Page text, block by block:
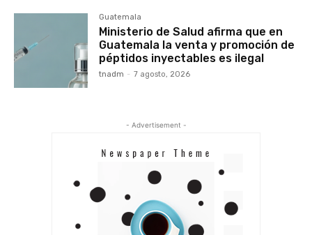
Guatemala
Ministerio de Salud afirma que en
Guatemala la venta y promoción de
péptidos inyectables es ilegal
tnadm - 7 agosto, 2026
- Advertisement -